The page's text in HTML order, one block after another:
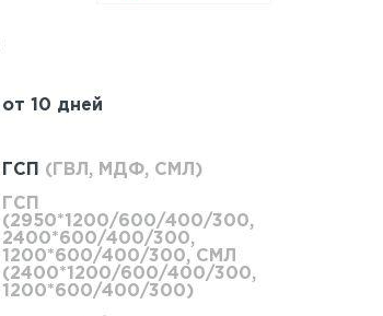
от 10 дней
ГСП (ГВЛ, МДФ, СМЛ)
ГСП
(2950*1200/600/400/300,
2400*600/400/300,
1200*600/400/300, СМЛ
(2400*1200/600/400/300,
1200*600/400/300)